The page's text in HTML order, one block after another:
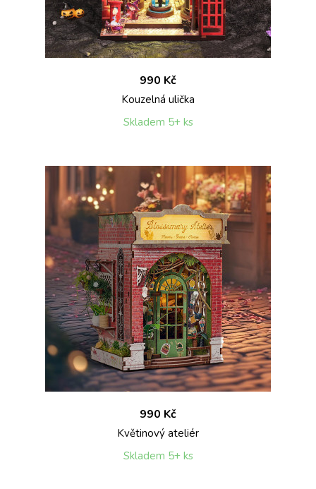
990 Kč
Kouzelná ulička
Skladem 5+ ks
990 Kč
Květinový ateliér
Skladem 5+ ks